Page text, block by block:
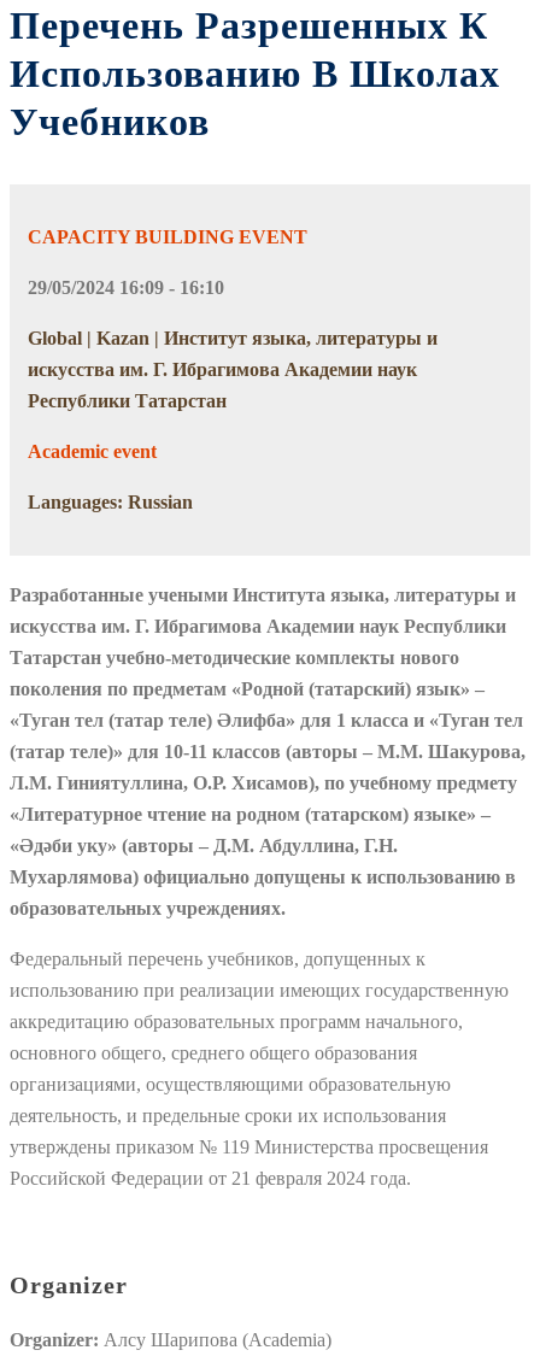
Перечень Разрешенных К
Использованию В Школах
Учебников
CAPACITY BUILDING EVENT
29/05/2024 16:09 - 16:10
Global | Kazan | Институт языка, литературы и
искусства им. Г. Ибрагимова Академии наук
Республики Татарстан
Academic event
Languages: Russian
Разработанные учеными Института языка, литературы и
искусства им. Г. Ибрагимова Академии наук Республики
Татарстан учебно-методические комплекты нового
поколения по предметам «Родной (татарский) язык» –
«Туган тел (татар теле) Әлифба» для 1 класса и «Туган тел
(татар теле)» для 10-11 классов (авторы – М.М. Шакурова,
Л.М. Гиниятуллина, О.Р. Хисамов), по учебному предмету
«Литературное чтение на родном (татарском) языке» –
«Әдәби уку» (авторы – Д.М. Абдуллина, Г.Н.
Мухарлямова) официально допущены к использованию в
образовательных учреждениях.
Федеральный перечень учебников, допущенных к
использованию при реализации имеющих государственную
аккредитацию образовательных программ начального,
основного общего, среднего общего образования
организациями, осуществляющими образовательную
деятельность, и предельные сроки их использования
утверждены приказом № 119 Министерства просвещения
Российской Федерации от 21 февраля 2024 года.
Organizer
Organizer: Алсу Шарипова (Academia)